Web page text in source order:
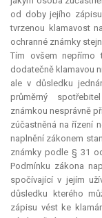
od doby jejího
tvrzenou klamavost
ochranné známky
Tím ovšem nepřímo
dodatečně klamavou
ale v důsledku
průměrný
známkou nesprávně
zúčastněná na řízení
naplnění zákonem
známky podle § 31
Podmínku zákona
spočívající v jejím
důsledku kterého
zápisu vést ke